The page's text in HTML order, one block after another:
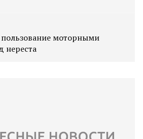
пользование моторными
нереста